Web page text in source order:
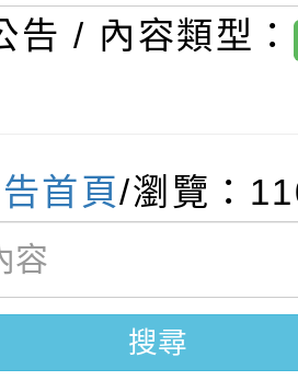
點
要點」
115年金融知
案
施要點」及修
園市115年度
競賽』實施計
果(第11招)】
第1學期第7次
結果(第3招)】
/ 內容類型：
首頁/瀏覽：
搜尋